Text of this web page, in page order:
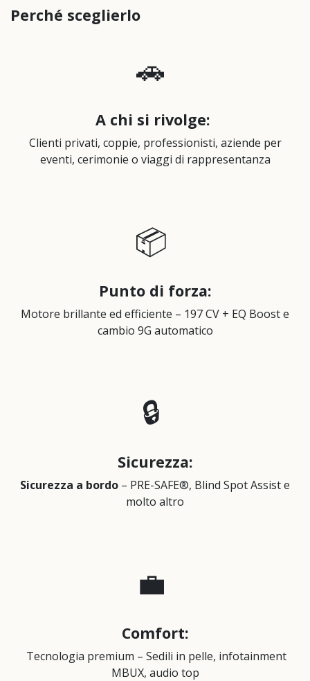
Perché sceglierlo
🚗
A chi si rivolge:
Clienti privati, coppie, professionisti, aziende per
eventi, cerimonie o viaggi di rappresentanza
📦
Punto di forza:
Motore brillante ed efficiente – 197 CV + EQ Boost e
cambio 9G automatico
🔒
Sicurezza:
Sicurezza a bordo – PRE-SAFE®, Blind Spot Assist e
molto altro
💼
Comfort:
Tecnologia premium – Sedili in pelle, infotainment
MBUX, audio top